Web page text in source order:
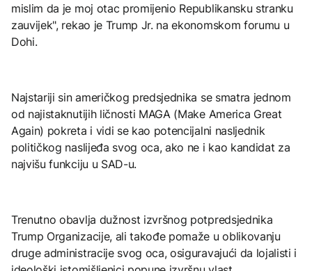
mislim da je moj otac promijenio Republikansku stranku
zauvijek", rekao je Trump Jr. na ekonomskom forumu u
Dohi.
Najstariji sin američkog predsjednika se smatra jednom
od najistaknutijih ličnosti MAGA (Make America Great
Again) pokreta i vidi se kao potencijalni nasljednik
političkog naslijeđa svog oca, ako ne i kao kandidat za
najvišu funkciju u SAD-u.
Trenutno obavlja dužnost izvršnog potpredsjednika
Trump Organizacije, ali takođe pomaže u oblikovanju
druge administracije svog oca, osiguravajući da lojalisti i